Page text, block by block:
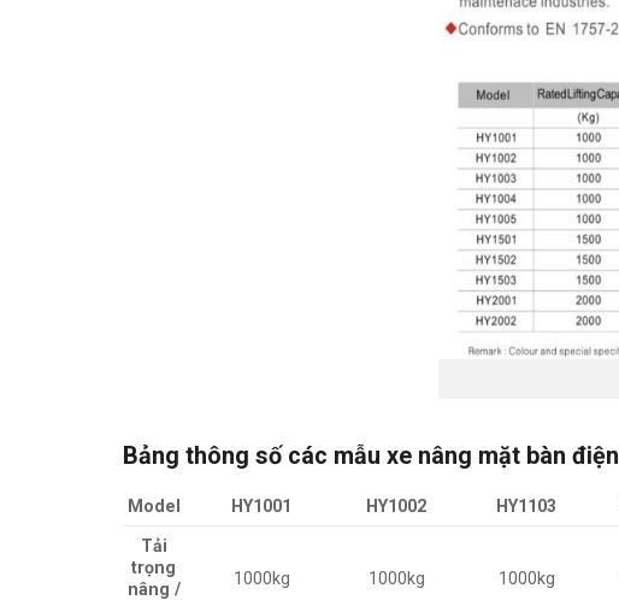
Bảng thông số các mẫu xe nâng mặt bàn điện
Model HY1001 HY1002 HY1103
Tải
trọng
nâng /
1000kg 1000kg 1000kg